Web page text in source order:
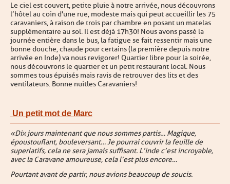
Le ciel est couvert, petite pluie à notre arrivée, nous découvrons
l’hôtel au coin d'une rue, modeste mais qui peut accueillir les 75
caravaniers, à raison de trois par chambre en posant un matelas
supplémentaire au sol. Il est déjà 17h30 ! Nous avons passé la
journée entière dans le bus, la fatigue se fait ressentir mais une
bonne douche, chaude pour certains (la première depuis notre
arrivée en Inde) va nous revigorer ! Quartier libre pour la soirée,
nous découvrons le quartier et un petit restaurant local. Nous
sommes tous épuisés mais ravis de retrouver des lits et des
ventilateurs. Bonne nuit les Caravaniers !
Un petit mot de Marc
« Dix jours maintenant que nous sommes partis… Magique,
époustouflant, bouleversant… Je pourrai couvrir la feuille de
superlatifs, cela ne sera jamais suffisant. L’inde c’est incroyable,
avec la Caravane amoureuse, cela l’est plus encore…
Pourtant avant de partir, nous avions beaucoup de soucis.